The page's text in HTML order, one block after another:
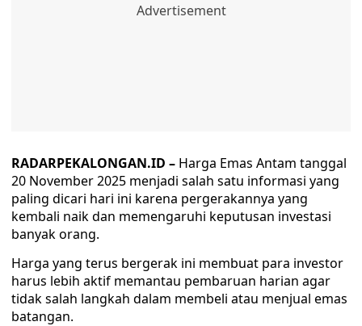
RADARPEKALONGAN.ID – Harga Emas Antam tanggal
20 November 2025 menjadi salah satu informasi yang
paling dicari hari ini karena pergerakannya yang
kembali naik dan memengaruhi keputusan investasi
banyak orang.
Harga yang terus bergerak ini membuat para investor
harus lebih aktif memantau pembaruan harian agar
tidak salah langkah dalam membeli atau menjual emas
batangan.